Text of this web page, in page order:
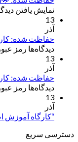
نمایش یافتن
13
آذر
حفاظت شده:
دیدگاه‌ها رمز
13
آذر
حفاظت شده:
دیدگاه‌ها رمز
13
آذر
“کارگاه آموزش
دسترسی سریع